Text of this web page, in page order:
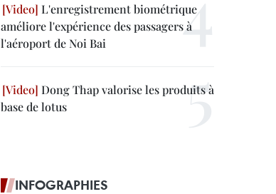
L'enregistrement biométrique
améliore l'expérience des passagers à
l'aéroport de Noi Bai
Dong Thap valorise les produits à
base de lotus
INFOGRAPHIES